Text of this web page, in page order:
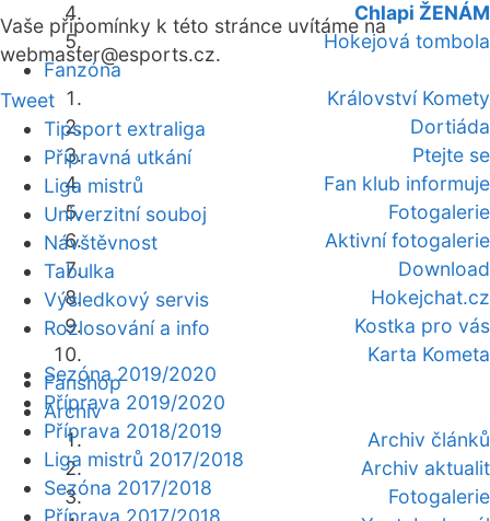
Chlapi ŽENÁM
Hokejová tombola
Fanzóna
Království Komety
Dortiáda
Ptejte se
Fan klub informuje
Fotogalerie
Aktivní fotogalerie
Download
Hokejchat.cz
Kostka pro vás
Karta Kometa
Fanshop
Archiv
Archiv článků
Archiv aktualit
Fotogalerie
Vaše připomínky k této stránce uvítáme na
webmaster@esports.cz.
Tweet
Tipsport extraliga
Přípravná utkání
Liga mistrů
Univerzitní souboj
Návštěvnost
Tabulka
Výsledkový servis
Rozlosování a info
Sezóna 2019/2020
Příprava 2019/2020
Příprava 2018/2019
Liga mistrů 2017/2018
Sezóna 2017/2018
Příprava 2017/2018